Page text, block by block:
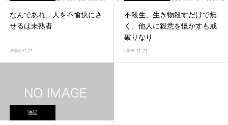
なんであれ、人を不愉快にさ
せるは未熟者
2008.01.21
不殺生、生き物殺すだけで無
く、他人に殺意を懷かすも戒
破りなり
2008.11.21
法話